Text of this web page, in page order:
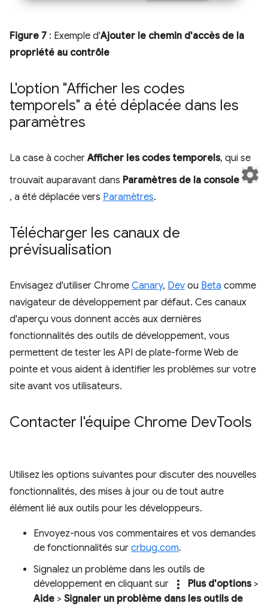
Figure 7 : Exemple d'Ajouter le chemin d'accès de la
propriété au contrôle
L'option "Afficher les codes
temporels" a été déplacée dans les
paramètres
La case à cocherAfficher les codes temporels, qui se
trouvait auparavant dans Paramètres de la console
, a été déplacée vers Paramètres.
Télécharger les canaux de
prévisualisation
Envisagez d'utiliser Chrome Canary, Dev ou Beta comme
navigateur de développement par défaut. Ces canaux
d'aperçu vous donnent accès aux dernières
fonctionnalités des outils de développement, vous
permettent de tester les API de plate-forme Web de
pointe et vous aident à identifier les problèmes sur votre
site avant vos utilisateurs.
Contacter l'équipe Chrome DevTools
Utilisez les options suivantes pour discuter des nouvelles
fonctionnalités, des mises à jour ou de tout autre
élément lié aux outils pour les développeurs.
Envoyez-nous vos commentaires et vos demandes
de fonctionnalités sur crbug.com.
Signalez un problème dans les outils de
développement en cliquant sur
more_vert Plus d'options>
Aide > Signaler un problème dans les outils de